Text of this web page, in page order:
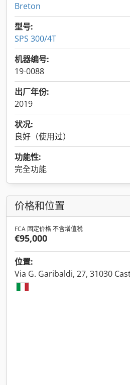
Breton
型号:
SPS 300/4T
机器编号:
19-0088
出厂年份:
2019
状况:
良好（使用过）
功能性:
完全功能
价格和位置
FCA 固定价格 不含增值税
€95,000
位置:
Via G. Garibaldi, 27, 31030